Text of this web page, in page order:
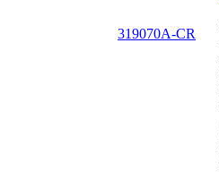
319070A-CR